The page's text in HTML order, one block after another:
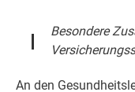
Besondere
An den